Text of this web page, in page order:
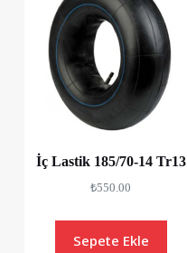
İç Lastik 185/70-14 Tr13
₺550.00
Sepete Ekle